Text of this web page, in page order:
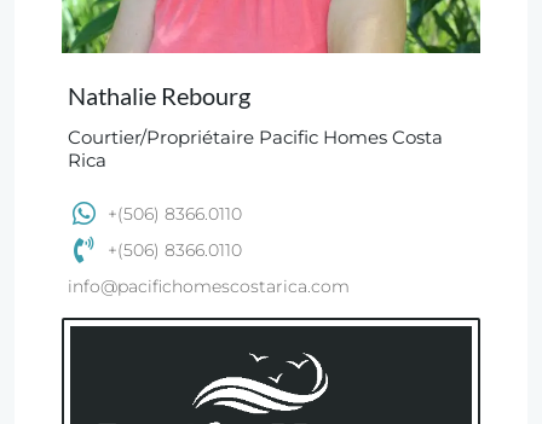
Nathalie Rebourg
Courtier/Propriétaire Pacific Homes Costa
Rica
+(506) 8366.0110
+(506) 8366.0110
info@pacifichomescostarica.com